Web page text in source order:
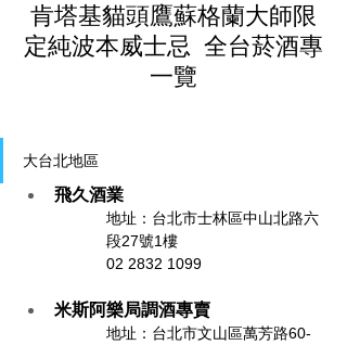
肯塔基貓頭鷹蘇格蘭大師限
定純波本威士忌  全台菸酒專
一覽
大台北地區
飛久酒業
地址：台北市士林區中山北路六
段27號1樓
02 2832 1099
米斯阿樂局調酒專賣
地址：台北市文山區萬芳路60-